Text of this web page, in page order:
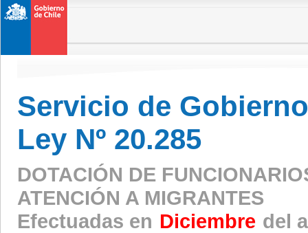
Servicio de
Ley Nº 20.285
DOTACIÓN DE
ATENCIÓN A MIGRANTES
Efectuadas en Diciembre del